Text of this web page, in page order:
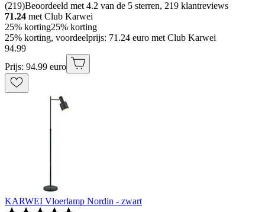
(219)Beoordeeld met 4.2 van de 5 sterren, 219 klantreviews
71.24 met Club Karwei
25% korting25% korting
25% korting, voordeelprijs: 71.24 euro met Club Karwei
94.99
Prijs: 94.99 euro
KARWEI Vloerlamp Nordin - zwart